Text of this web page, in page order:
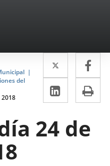
del
2018
Twitter
Enlace
a
una
externa.
a
LinkedIn
Enlace
a
una
24 de